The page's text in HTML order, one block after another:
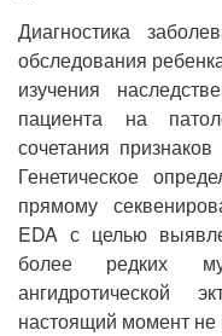
Диагностика
обследования
изучения
пациента на
сочетания
Генетическое
прямому
EDA с целью
более редких
ангидротической
настоящий момент не